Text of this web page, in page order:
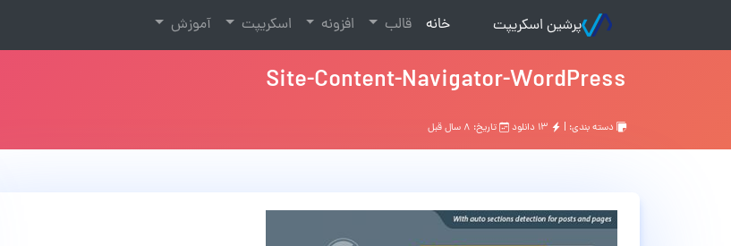
پرشین اسکریپت خانه
(current) قالب افزونه اسکریپت آموزش
Site-Content-Navigator-WordPress
دسته بندی: | تاریخ: ۸ سال قبل